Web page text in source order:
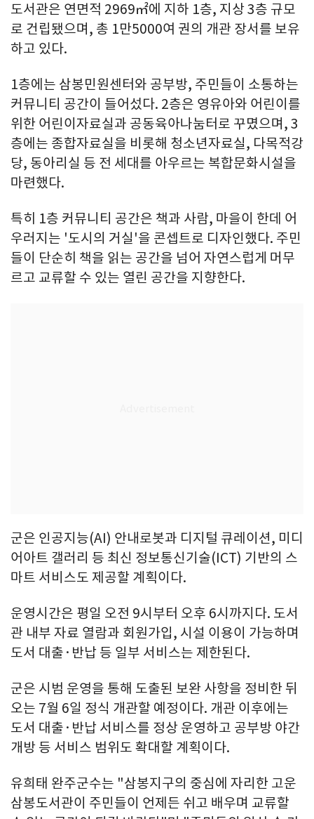
도서관은 연면적 2969㎡에 지하 1층, 지상 3층 규모
로 건립됐으며, 총 1만5000여 권의 개관 장서를 보유
하고 있다.
1층에는 삼봉민원센터와 공부방, 주민들이 소통하는
커뮤니티 공간이 들어섰다. 2층은 영유아와 어린이를
위한 어린이자료실과 공동육아나눔터로 꾸몄으며, 3
층에는 종합자료실을 비롯해 청소년자료실, 다목적강
당, 동아리실 등 전 세대를 아우르는 복합문화시설을
마련했다.
특히 1층 커뮤니티 공간은 책과 사람, 마을이 한데 어
우러지는 '도시의 거실'을 콘셉트로 디자인했다. 주민
들이 단순히 책을 읽는 공간을 넘어 자연스럽게 머무
르고 교류할 수 있는 열린 공간을 지향한다.
군은 인공지능(AI) 안내로봇과 디지털 큐레이션, 미디
어아트 갤러리 등 최신 정보통신기술(ICT) 기반의 스
마트 서비스도 제공할 계획이다.
운영시간은 평일 오전 9시부터 오후 6시까지다. 도서
관 내부 자료 열람과 회원가입, 시설 이용이 가능하며
도서 대출·반납 등 일부 서비스는 제한된다.
군은 시범 운영을 통해 도출된 보완 사항을 정비한 뒤
오는 7월 6일 정식 개관할 예정이다. 개관 이후에는
도서 대출·반납 서비스를 정상 운영하고 공부방 야간
개방 등 서비스 범위도 확대할 계획이다.
유희태 완주군수는 "삼봉지구의 중심에 자리한 고운
삼봉도서관이 주민들이 언제든 쉬고 배우며 교류할